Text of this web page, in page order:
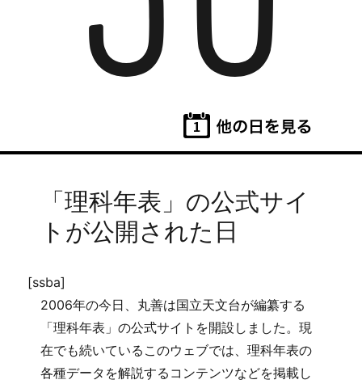
「理科年表」の公式サイ
トが公開された日
[ssba]
2006年の今日、丸善は国立天文台が編纂する
「理科年表」の公式サイトを開設しました。現
在でも続いているこのウェブでは、理科年表の
各種データを解説するコンテンツなどを掲載し